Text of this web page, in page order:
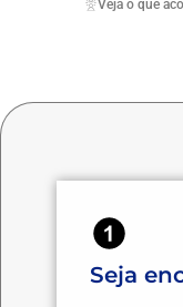
Veja o que
Seja